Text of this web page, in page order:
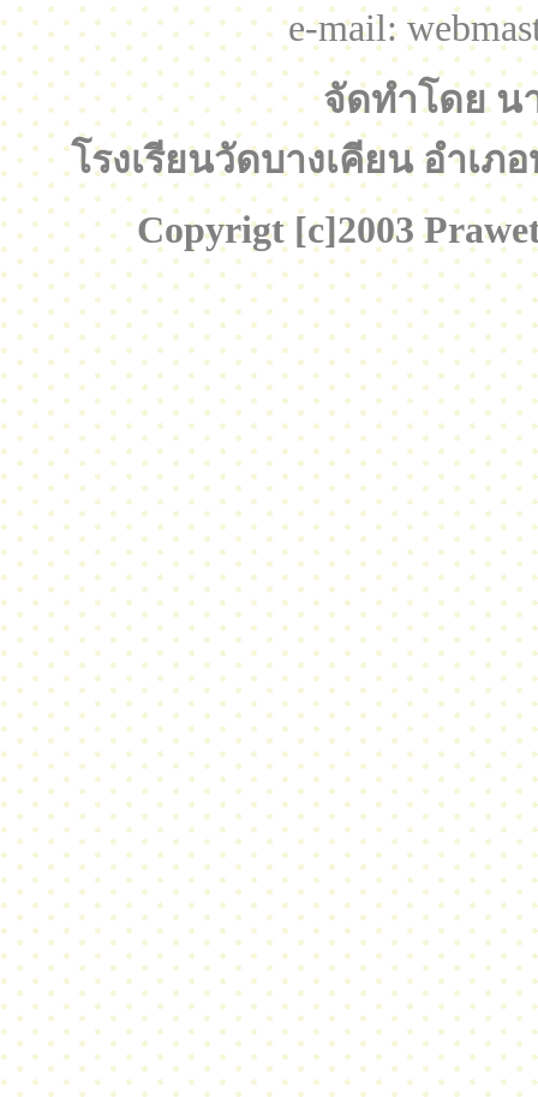
e-mail:
จัดทำโดย น
โรงเรียนวัดบางเคียน อำเ
Copyrigt [c]2003